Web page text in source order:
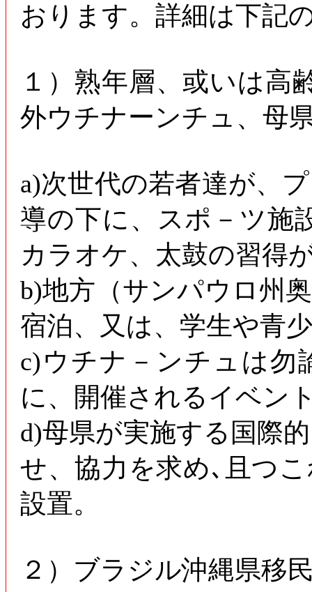
おります。詳細は下記
１）熟年層、或いは高
外ウチナーンチュ、母
a)次世代の若者達が、
導の下に、スポ－ツ施
カラオケ、太鼓の習得
b)地方（サンパウロ州
宿泊、又は、学生や青
c)ウチナ－ンチュは勿
に、開催されるイベン
d)母県が実施する国際
せ、協力を求め､且つ
設置。
２）ブラジル沖縄県移